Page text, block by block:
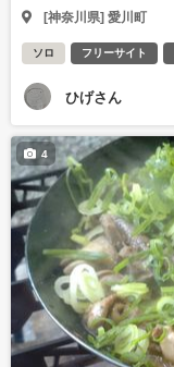
[神奈川県] 愛川町
ソロ フリーサイト
ひげさん
4